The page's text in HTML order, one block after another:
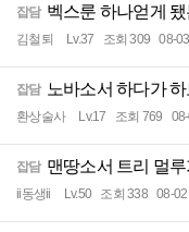
잡담 벡스룬 하나얻게
김철퇴 Lv.37 조회 309 08-03
잡담 노바소서 하다가
환상술사 Lv.17 조회 769
잡담 맨땅소서 트리 멀
ii동생ii Lv.50 조회 338 08-02